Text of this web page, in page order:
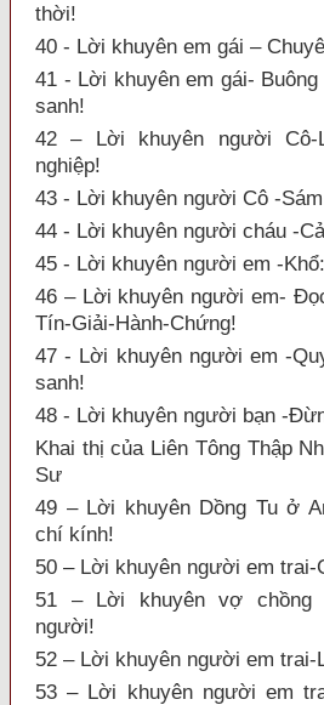
thời!
40 - Lời khuyên em gái –
41 - Lời khuyên em gái-
sanh!
42 – Lời khuyên người Cô-
nghiệp!
43 - Lời khuyên người Cô -
44 - Lời khuyên người cháu -
45 - Lời khuyên người em -
46 – Lời khuyên người em-
Tín-Giải-Hành-Chứng!
47 - Lời khuyên người em -
sanh!
48 - Lời khuyên người bạn -
Khai thị của Liên Tông Thập
Sư
49 – Lời khuyên Dồng Tu ở
chí kính!
50 – Lời khuyên người em trai-
51 – Lời khuyên vợ chồng
người!
52 – Lời khuyên người em
53 – Lời khuyên người em